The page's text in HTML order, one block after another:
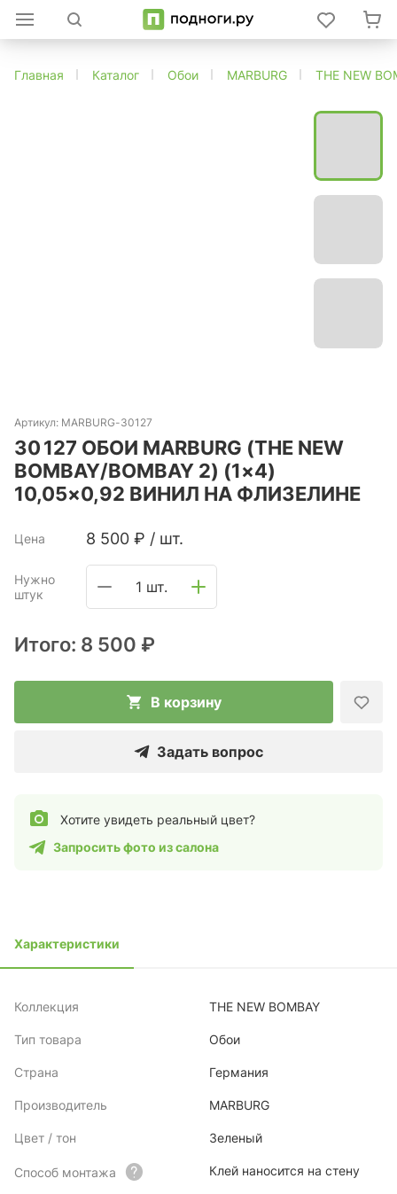
Главная Каталог Обои MARBURG THE NEW
Артикул: MARBURG-30127
30 127 ОБОИ MARBURG (THE NEW
BOMBAY/BOMBAY 2) (1×4)
10,05×0,92 ВИНИЛ НА ФЛИЗЕЛИНЕ
Цена 8 500 ₽ / шт.
Нужно
штук
1 шт.
Итого: 8 500 ₽
В корзину
Задать вопрос
Хотите увидеть реальный цвет?
Запросить фото из салона
Характеристики
Коллекция THE NEW BOMBAY
Тип товара Обои
Страна Германия
Производитель MARBURG
Цвет / тон Зеленый
Способ монтажа Клей наносится на стену